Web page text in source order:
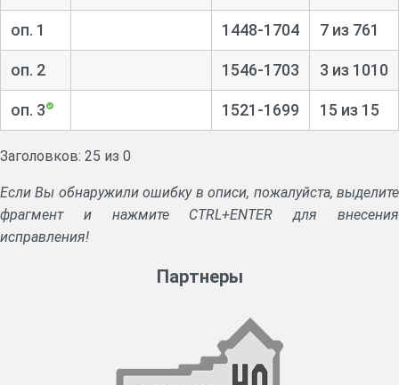
оп. 1 1448-1704 7 из 761
оп. 2 1546-1703 3 из 1010
оп. 3 1521-1699 15 из 15
Заголовков: 25 из 0
Если Вы обнаружили ошибку в описи, пожалуйста, выделите
фрагмент и нажмите CTRL+ENTER для внесения
исправления!
Партнеры